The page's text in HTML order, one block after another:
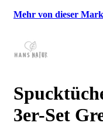
Mehr von dieser
3er-Set